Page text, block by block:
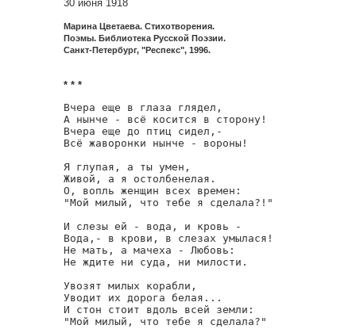
30 июня 1918
Марина Цветаева. Стихотворения.
Поэмы. Библиотека Русской Поэзии.
Санкт-Петербург, "Респекс", 1996.
* * *
Вчера еще в глаза глядел,
А нынче - всё косится в сторону!
Вчера еще до птиц сидел,-
Всё жаворонки нынче - вороны!
Я глупая, а ты умен,
Живой, а я остолбенелая.
О, вопль женщин всех времен:
"Мой милый, что тебе я сделала?!"
И слезы ей - вода, и кровь -
Вода,- в крови, в слезах умылася!
Не мать, а мачеха - Любовь:
Не ждите ни суда, ни милости.
Увозят милых корабли,
Уводит их дорога белая...
И стон стоит вдоль всей земли:
"Мой милый, что тебе я сделала?"